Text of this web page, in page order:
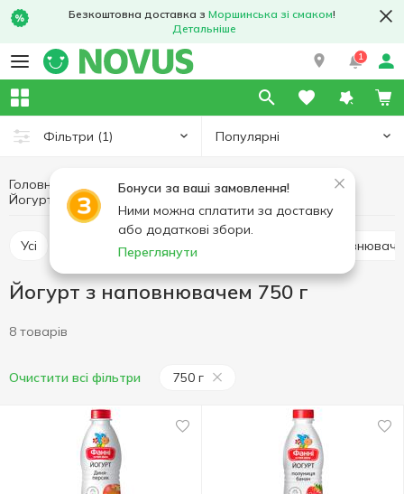
Безкоштовна доставка з Моршинська зі смаком!
Детальніше
1
Фільтри (1) Популярні
Бонуси за ваші замовлення!
Ними можна сплатити за доставку
або додаткові збори.
Переглянути
Головна Яйця та молочні продукти Йогурт
Йогурт з наповнювачем
Усі Йогурт з наповнювачем Йогурт без наповнювача
Йогурт з наповнювачем 750 г
8 товарів
Очистити всі фільтри 750 г